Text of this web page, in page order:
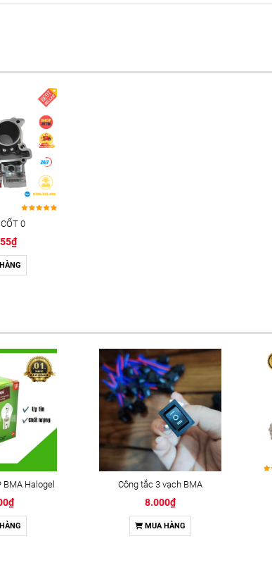
0
BMA Halogel Công tắc 3 vạch BMA
8.000₫
MUA HÀNG